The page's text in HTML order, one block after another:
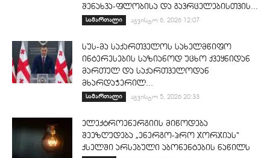
შენახვა-ფლობისა და გავრცელებისთვის...
სამართალი აგვისტო 6, 2026 12:07
სუს-მა საქართველოს სახელმწიფო
ინტერესების საზიანოდ უცხო ქვეყნიდან
მართულ და საქართველოდან
მხარდაჭერილ...
სამართალი აგვისტო 5, 2026 20:33
ელექტროენერგიის მიწოდება
შეეზღუდება „ენერგო-პრო ჯორჯიას“
ქსელში არსებული აბონენტების ნაწილს